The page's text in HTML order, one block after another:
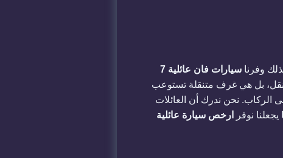
وفرنا
سيارات فان عائلية 7
بل هي غرف متنقلة تستوعب
الركاب. نحن ندرك أن العائلات
نوفر
ارخص سيارة عائلية